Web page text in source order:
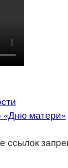
«Дню матери»
ссылок